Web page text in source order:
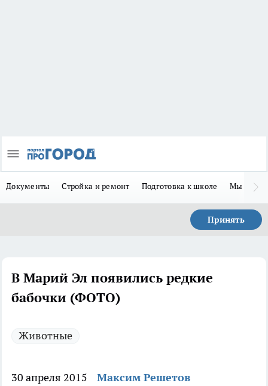
Документы Стройка и ремонт Подготовка к школе Мы в MAX
Принять
В Марий Эл появились редкие
бабочки (ФОТО)
Животные
30 апреля 2015 Максим Решетов